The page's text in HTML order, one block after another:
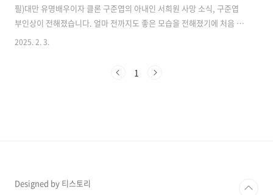
필)​대만 유명배우이자 클론 구준엽의 아내인 서희원 사망 소식, 구준엽
부인상이 전해졌습니다. 얼마 전까지도 좋은 모습을 전해졌기에 처음 그
녀의 기사를 접하고 오보인 줄 알았는데요. 너무 아 안타깝게도 오보는
ET투데이등 현지 매체를 통해 언니인 서희원의 사망소식을 전한 것이다.​
2025. 2. 3.
1
Designed by 티스토리